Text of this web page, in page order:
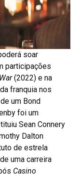
soar
participações
(2022) e na
franquia nos
um Bond
foi um
Sean Connery
Dalton
de estrela
uma carreira
Casino